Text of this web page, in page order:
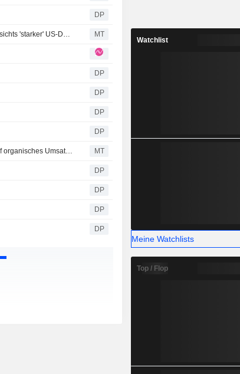
DP
BofA bleibt optimistisch für British American Tobacco angesichts 'starker' US-Dynamik; Kursziel und Schätzungen angehoben MT
DP
DP
DP
DP
RBC: British American Tobacco's mittelfristiger Ausblick auf organisches Umsatzwachstum überzogen; Underperform-Rating bestätigt MT
DP
DP
DP
DP
Watchlist
Meine Watchlists
Top / Flop